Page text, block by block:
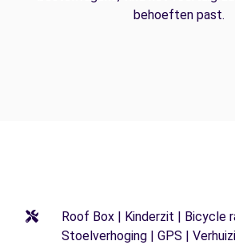
behoeften past.
Roof Box | Kinderzit | Bicycle
Stoelverhoging | GPS |